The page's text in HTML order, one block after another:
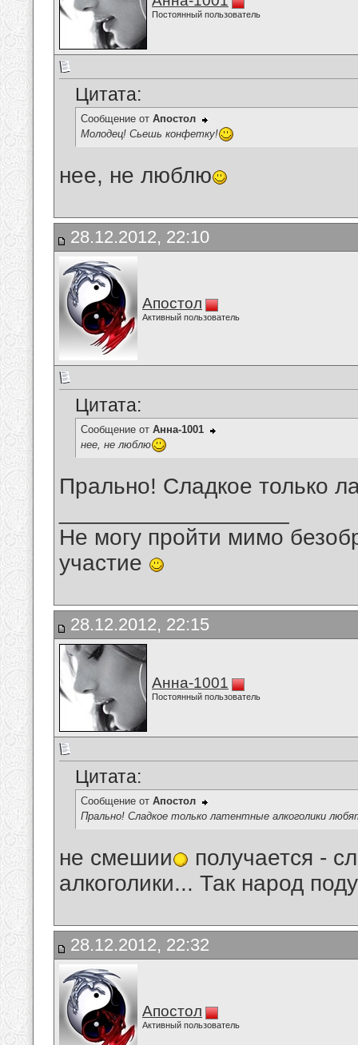
Постоянный пользователь
Цитата:
Сообщение от Апостол
Молодец! Сьешь конфетку!
нее, не люблю
28.12.2012, 22:10
Апостол
Активный пользователь
Цитата:
Сообщение от Анна-1001
нее, не люблю
Прально! Сладкое только
Не могу пройти мимо
участие
28.12.2012, 22:15
Анна-1001
Постоянный пользователь
Цитата:
Сообщение от Апостол
Прально! Сладкое только латентные алкоголики
не смешии
получается -
алкоголики... Так народ
28.12.2012, 22:32
Апостол
Активный пользователь